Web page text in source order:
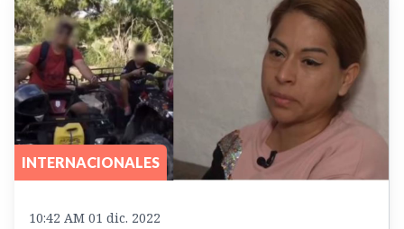
INTERNACIONALES
10:42 AM 01 dic. 2022